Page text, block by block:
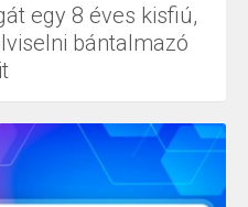
egy 8 éves kisfiú,
bántalmazó